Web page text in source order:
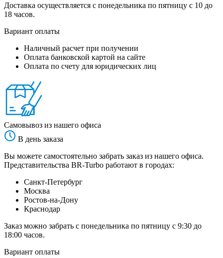
Доставка осуществляется с понедельника по пятницу с 10 до
18 часов.
Вариант оплаты
Наличный расчет при получении
Оплата банковской картой на сайте
Оплата по счету для юридических лиц
Самовывоз из нашего офиса
В день заказа
Вы можете самостоятельно забрать заказ из нашего офиса.
Представительства BR-Turbo работают в городах:
Санкт-Петербург
Москва
Ростов-на-Дону
Краснодар
Заказ можно забрать с понедельника по пятницу с 9:30 до
18:00 часов.
Вариант оплаты